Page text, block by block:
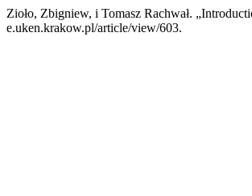
Zioło, Zbigniew, i Tomasz Rachwał.
e.uken.krakow.pl/article/view/603.